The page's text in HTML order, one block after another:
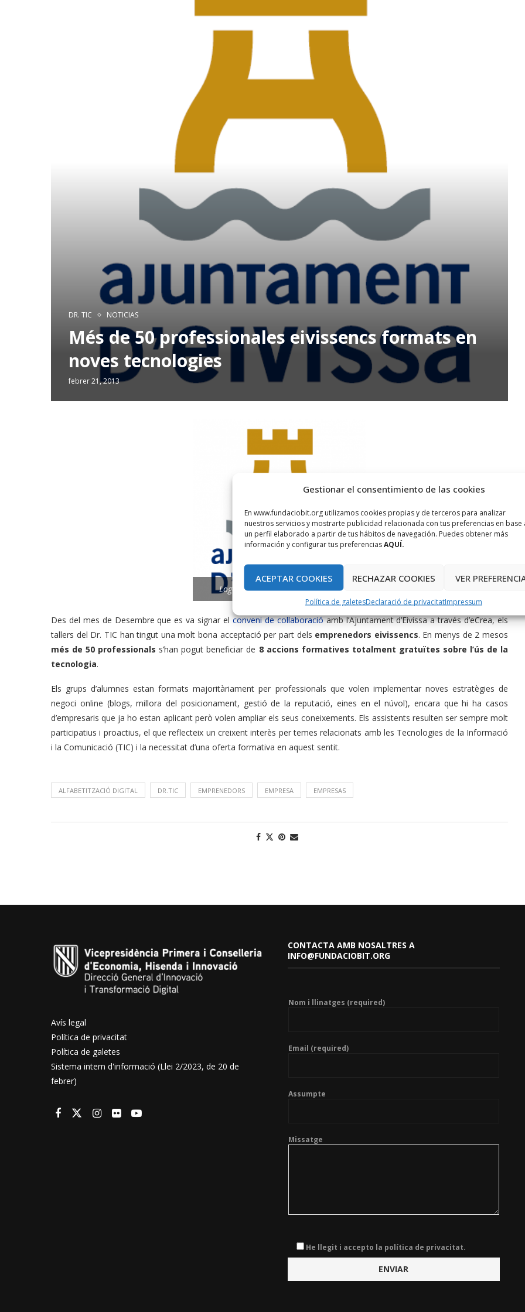
Gestionar el consentimiento de las cookies
En www.fundaciobit.org utilizamos cookies propias y de terceros para analizar
nuestros servicios y mostrarte publicidad relacionada con tus preferencias en base
un perfil elaborado a partir de tus hábitos de navegación. Puedes obtener más
información y configurar tus preferenciasAQUÍ.
ACEPTAR COOKIES RECHAZAR COOKIES VER
Política de galetesDeclaració de privacitatImpressum
DR. TIC NOTICIAS
Més de 50 professionales eivissencs formats en
noves tecnologies
febrer 21, 2013
Logotip de l'Ajuntament d'Eivissa
Des del mes de Desembre que es va signar elconveni de col·laboracióamb l’Ajuntament d’Eivissa a través d’eCrea, els
tallers del Dr. TIC han tingut una molt bona acceptació per part dels emprenedors eivissencs. En menys de 2 mesos
més de 50 professionals s’han pogut beneficiar de 8 accions formatives totalment gratuïtes sobre l’ús de la
tecnologia.
Els grups d’alumnes estan formats majoritàriament per professionals que volen implementar noves estratègies de
negoci online (blogs, millora del posicionament, gestió de la reputació, eines en el núvol), encara que hi ha casos
d’empresaris que ja ho estan aplicant però volen ampliar els seus coneixements. Els assistents resulten ser sempre molt
participatius i proactius, el que reflecteix un creixent interès per temes relacionats amb les Tecnologies de la Informació
i la Comunicació (TIC) i la necessitat d’una oferta formativa en aquest sentit.
ALFABETITZACIÓ DIGITAL DR.TIC EMPRENEDORS EMPRESA EMPRESAS
Avís legal
Política de privacitat
Política de galetes
Sistema intern d'informació (Llei 2/2023, de 20 de
febrer)
CONTACTA AMB NOSALTRES A
INFO@FUNDACIOBIT.ORG
Nom i llinatges (required)
Email (required)
Assumpte
Missatge
He llegit i accepto la política de privacitat.